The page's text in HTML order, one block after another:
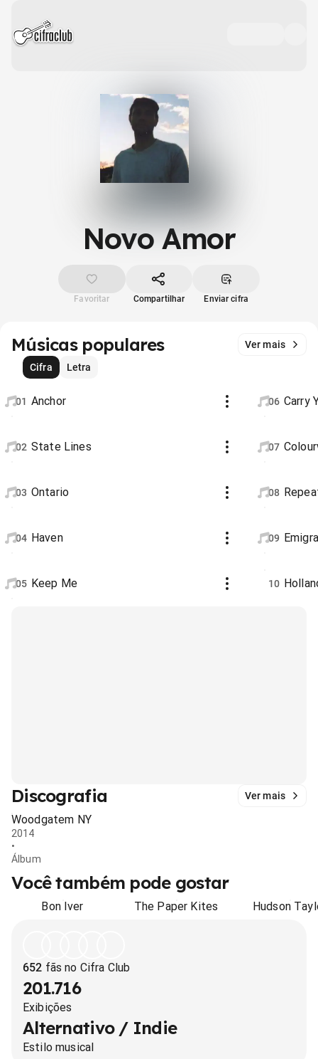
Novo Amor
Favoritar Compartilhar Enviar cifra
Músicas populares
Ver mais
Cifra
Letra
01 Anchor
02 State Lines
03 Ontario
04 Haven
05 Keep Me
06 Carry
07
08
09
10
Discografia Ver mais
Woodgatem NY
2014
•
Álbum
Você também pode gostar
Bon Iver The Paper Kites Hudson
652 fãs no Cifra Club
201.716
Exibições
Alternativo / Indie
Estilo musical